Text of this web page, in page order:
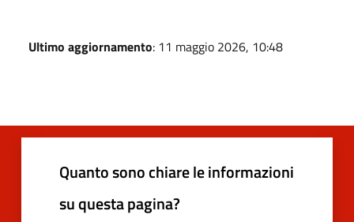
Ultimo aggiornamento: 11 maggio 2026, 10:48
Quanto sono chiare le informazioni
su questa pagina?